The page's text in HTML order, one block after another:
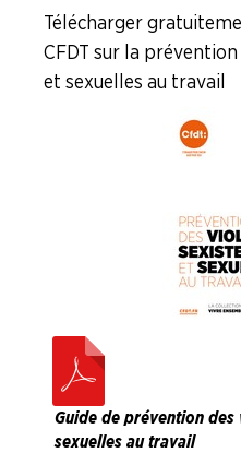
Télécharger
CFDT sur la
et sexuelles au travail
Guide de prévention des
sexuelles au travail